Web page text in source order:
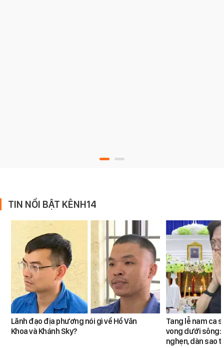
TIN NỔI BẬT KÊNH14
Lãnh đạo địa phương nói gì về Hồ Văn
Khoa và Khánh Sky?
Tang lễ nam ca
vong dưới sông:
nghẹn, dàn sao